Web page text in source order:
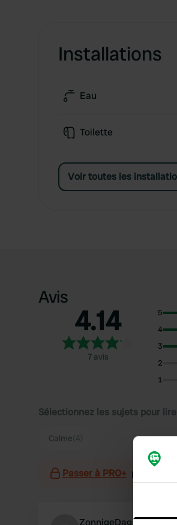
Installations
Eau
Toilette
Voir toutes les
Avis
4.14
7 avis
5
4
3
2
1
Sélectionnez les sujets pour
Calme
Passer à PRO+ pour
ZonnigeDag